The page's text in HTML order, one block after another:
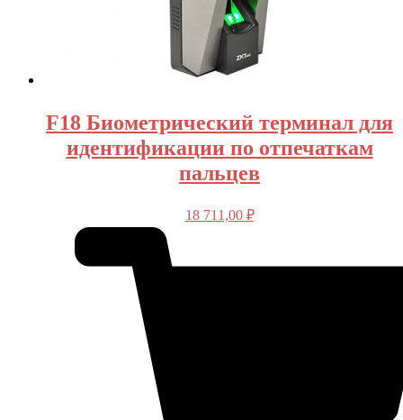
F18 Биометрический терминал для
идентификации по отпечаткам
пальцев
18 711,00 ₽